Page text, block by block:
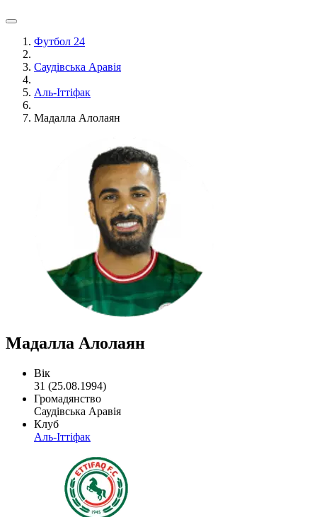
Футбол 24
Саудівська Аравія
Аль-Іттіфак
Мадалла Алолаян
Мадалла Алолаян
Вік
31 (25.08.1994)
Громадянство
Саудівська Аравія
Клуб
Аль-Іттіфак